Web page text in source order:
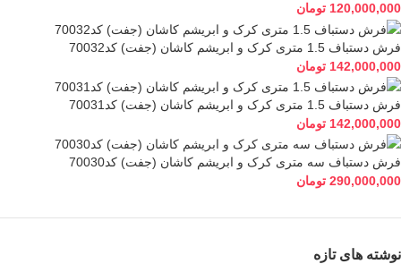
120,000,000 تومان
فرش دستباف 1.5 متری کرک و ابریشم کاشان (جفت) کد70032
142,000,000 تومان
فرش دستباف 1.5 متری کرک و ابریشم کاشان (جفت) کد70031
142,000,000 تومان
فرش دستباف سه متری کرک و ابریشم کاشان (جفت) کد70030
290,000,000 تومان
نوشته های تازه